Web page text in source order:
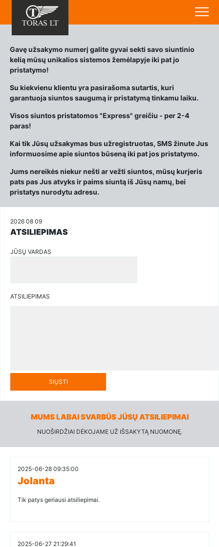
Gavę užsakymo numerį galite gyvai sekti savo siuntinio
kelią mūsų unikalios sistemos žemėlapyje iki pat jo
pristatymo!
Su kiekvienu klientu yra pasirašoma sutartis, kuri
garantuoja siuntos saugumą ir pristatymą tinkamu laiku.
Visos siuntos pristatomos "Express" greičiu - per 2-4
paras!
Kai tik Jūsų užsakymas bus užregistruotas, SMS žinute Jus
informuosime apie siuntos būseną iki pat jos pristatymo.
Jums nereikės niekur nešti ar vežti siuntos, mūsų kurjeris
pats pas Jus atvyks ir paims siuntą iš Jūsų namų, bei
pristatys nurodytu adresu.
2026 08 09
ATSILIEPIMAS
JŪSŲ VARDAS
ATSILIEPIMAS
SIŲSTI
MUMS LABAI SVARBŪS JŪSŲ ATSILIEPIMAI
NUOŠIRDŽIAI DĖKOJAME UŽ IŠSAKYTĄ NUOMONĘ.
2025-06-28 09:35:00
Jolanta
Tik patys geriausi atsiliepimai.
2025-06-27 21:29:41